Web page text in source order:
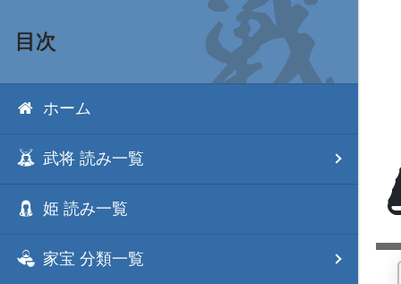
目次
ホーム
武将 読み一覧
姫 読み一覧
家宝 分類一覧